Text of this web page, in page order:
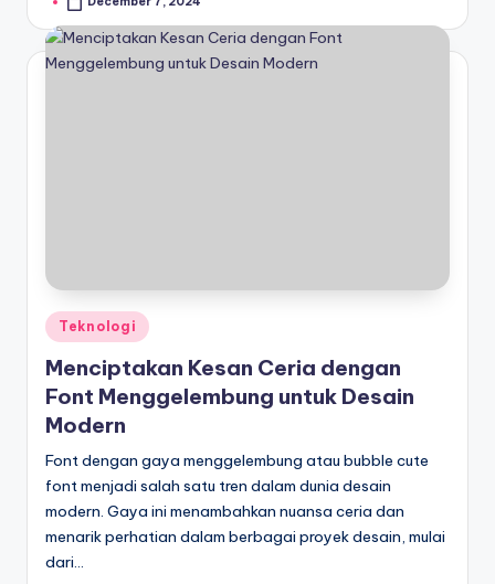
Posted
Posted
in
Teknologi
Menciptakan Kesan Ceria dengan
Font Menggelembung untuk Desain
Modern
Font dengan gaya menggelembung atau bubble cute
font menjadi salah satu tren dalam dunia desain
modern. Gaya ini menambahkan nuansa ceria dan
menarik perhatian dalam berbagai proyek desain, mulai
dari…